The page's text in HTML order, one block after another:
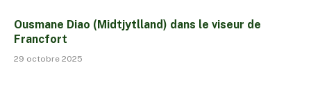
Ousmane Diao (Midtjytlland) dans le viseur de
Francfort
29 octobre 2025